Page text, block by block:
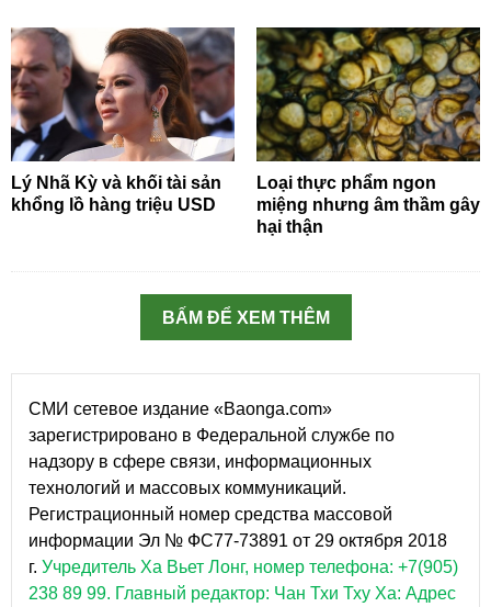
Lý Nhã Kỳ và khối tài sản
khổng lồ hàng triệu USD
Loại thực phẩm ngon
miệng nhưng âm thầm gây
hại thận
BẤM ĐỂ XEM THÊM
СМИ сетевое издание «Baonga.com»
зарегистрировано в Федеральной службе по
надзору в сфере связи, информационных
технологий и массовых коммуникаций.
Регистрационный номер средства массовой
информации Эл № ФС77-73891 от 29 октября 2018
г. Учредитель Ха Вьет Лонг, номер телефона: +7(905)
238 89 99. Главный редактор: Чан Тхи Тху Ха: Адрес